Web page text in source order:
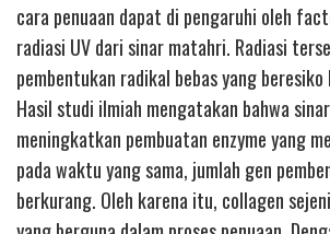
cara penuaan dapat di pengaruhi oleh
radiasi UV dari sinar matahri. Radiasi
pembentukan radikal bebas yang
Hasil studi ilmiah mengatakan bahwa
meningkatkan pembuatan enzyme yang
pada waktu yang sama, jumlah gen
berkurang. Oleh karena itu, collagen